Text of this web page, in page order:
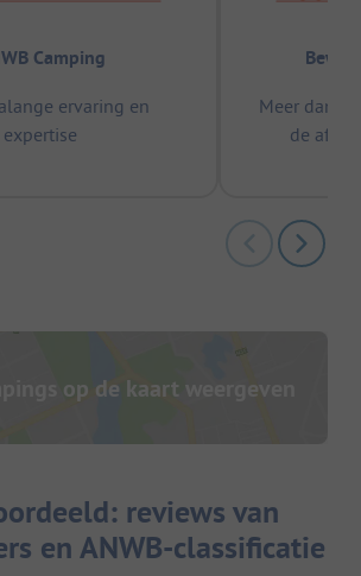
Camping
ervaring en
expertise
Meer dan
de
op de kaart weergeven
reviews van
en ANWB-classificatie